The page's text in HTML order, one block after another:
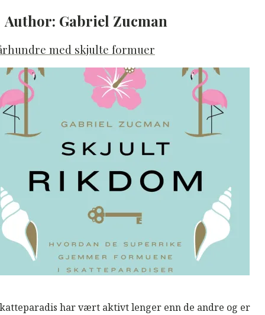
Author: Gabriel Zucman
med skjulte formuer
har vært aktivt lenger enn de andre og er